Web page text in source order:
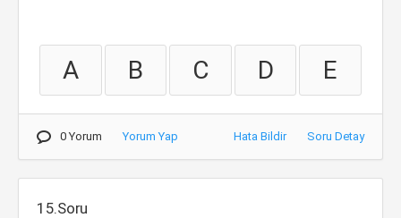
A B C D E
0 Yorum Yorum Yap Hata Bildir Soru Detay
15.Soru